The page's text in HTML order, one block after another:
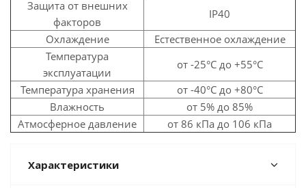
Защита от внешних
факторов
IP40
Охлаждение
Естественное охлаждение
Температура
эксплуатации
от -25°C до +55°C
Температура хранения
от -40°C до +80°C
Влажность
от 5% до 85%
Атмосферное давление
от 86 кПа до 106 кПа
Характеристики